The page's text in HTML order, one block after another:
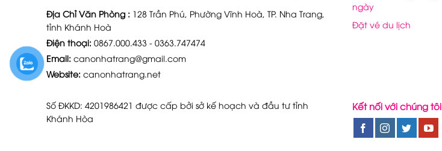
Địa Chỉ Văn Phòng : 128 Trần Phú, Phường Vĩnh Hoà, TP. Nha Trang,
tỉnh Khánh Hoà
Điện thoại: 0867.000.433 - 0363.747474
Email: canonhatrang@gmail.com
Website: canonhatrang.net
ngày
Đặt vé du lịch
Số ĐKKD: 4201986421 được cấp bởi sở kế hoạch và đầu tư tỉnh
Khánh Hòa
Kết nối với chúng tôi